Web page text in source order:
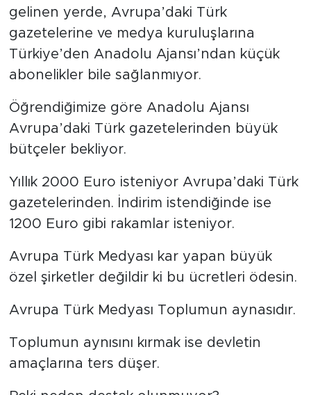
gelinen yerde, Avrupa’daki Türk
gazetelerine ve medya kuruluşlarına
Türkiye’den Anadolu Ajansı’ndan küçük
abonelikler bile sağlanmıyor.
Öğrendiğimize göre Anadolu Ajansı
Avrupa’daki Türk gazetelerinden büyük
bütçeler bekliyor.
Yıllık 2000 Euro isteniyor Avrupa’daki Türk
gazetelerinden. İndirim istendiğinde ise
1200 Euro gibi rakamlar isteniyor.
Avrupa Türk Medyası kar yapan büyük
özel şirketler değildir ki bu ücretleri ödesin.
Avrupa Türk Medyası Toplumun aynasıdır.
Toplumun aynısını kırmak ise devletin
amaçlarına ters düşer.